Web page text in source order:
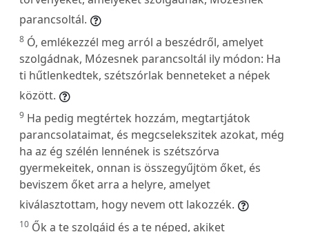
parancsoltál.
8 Ó, emlékezzél meg arról a beszédről, amelyet
szolgádnak, Mózesnek parancsoltál ily módon: Ha
ti hűtlenkedtek, szétszórlak benneteket a népek
között.
9 Ha pedig megtértek hozzám, megtartjátok
parancsolataimat, és megcselekszitek azokat, még
ha az ég szélén lennének is szétszórva
gyermekeitek, onnan is összegyűjtöm őket, és
beviszem őket arra a helyre, amelyet
kiválasztottam, hogy nevem ott lakozzék.
10 Ők a te szolgáid és a te néped, akiket